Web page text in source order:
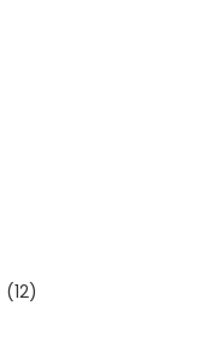
(12)